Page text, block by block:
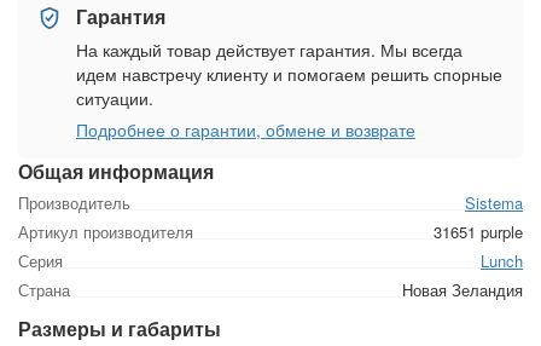
Общая информация
Производитель
Sistema
Артикул производителя
31651 purple
Серия
Lunch
Страна
Новая Зеландия
Размеры и габариты
Гарантия
На каждый товар действует гарантия. Мы всегда
идем навстречу клиенту и помогаем решить спорные
ситуации.
Подробнее о гарантии, обмене и возврате